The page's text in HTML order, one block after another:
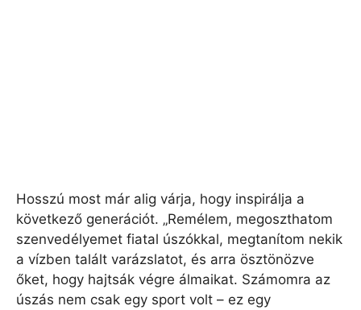
Hosszú most már alig várja, hogy inspirálja a
következő generációt. „Remélem, megoszthatom
szenvedélyemet fiatal úszókkal, megtanítom nekik
a vízben talált varázslatot, és arra ösztönözve
őket, hogy hajtsák végre álmaikat. Számomra az
úszás nem csak egy sport volt – ez egy